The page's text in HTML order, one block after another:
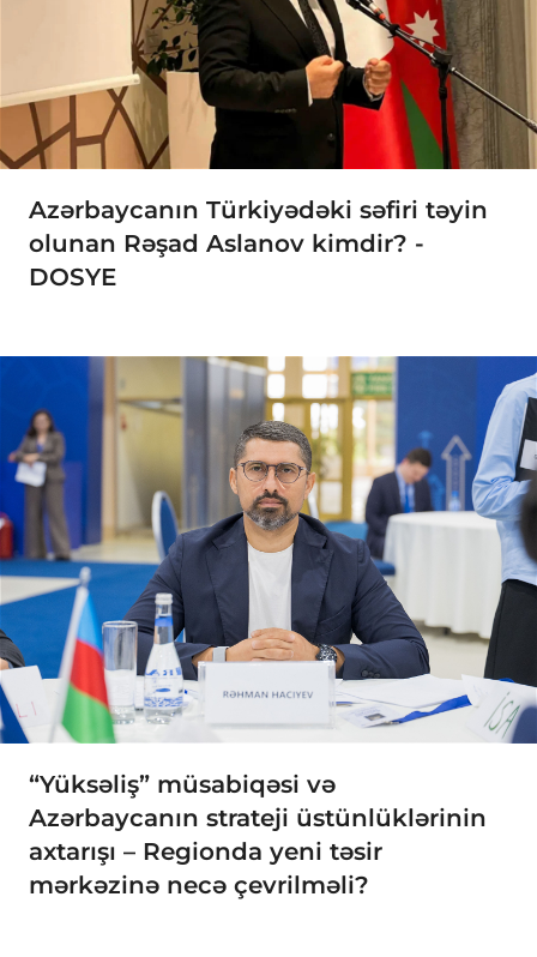
Azərbaycanın Türkiyədəki səfiri təyin
olunan Rəşad Aslanov kimdir? -
DOSYE
“Yüksəliş” müsabiqəsi və
Azərbaycanın strateji üstünlüklərinin
axtarışı – Regionda yeni təsir
mərkəzinə necə çevrilməli?